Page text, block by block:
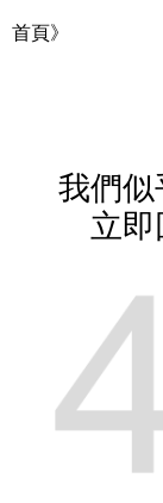
首頁》
我們似
立即